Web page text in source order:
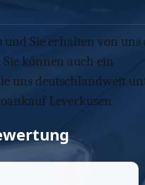
und Sie erhalten von uns
können auch ein
uns deutschlandweit
Leverkusen